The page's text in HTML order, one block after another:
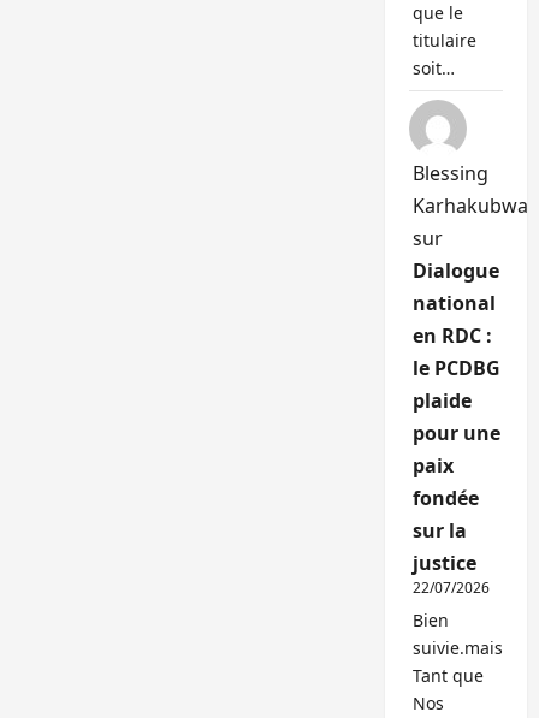
que le
titulaire
soit…
Blessing
Karhakubwa
sur
Dialogue
national
en RDC :
le PCDBG
plaide
pour une
paix
fondée
sur la
justice
22/07/2026
Bien
suivie.mais
Tant que
Nos